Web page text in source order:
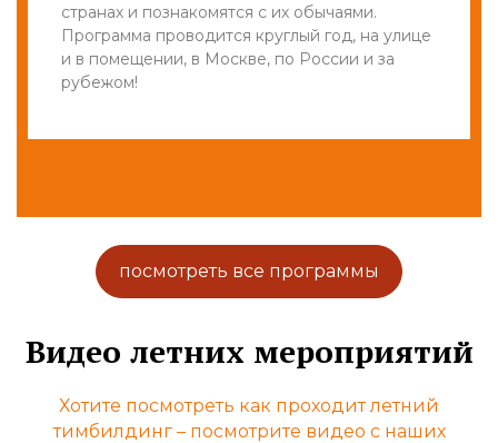
странах и познакомятся с их обычаями.
Программа проводится круглый год, на улице
и в помещении, в Москве, по России и за
рубежом!
посмотреть все программы
Видео летних мероприятий
Хотите посмотреть как проходит летний
тимбилдинг – посмотрите видео с наших